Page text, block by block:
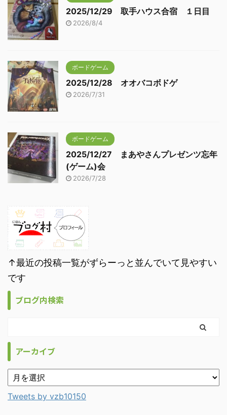
2025/12/29 取手ハウス合宿 １日目
2026/8/4
ボードゲーム
2025/12/28 オオバコボドゲ
2026/7/31
ボードゲーム
2025/12/27 まあやさんプレゼンツ忘年
(ゲーム)会
2026/7/28
↑最近の投稿一覧がずらーっと並んでいて見やすい
です
ブログ内検索
アーカイブ
Tweets by vzb10150